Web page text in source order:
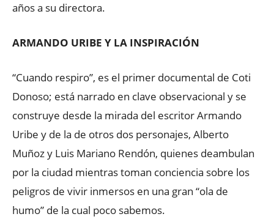
años a su directora.
ARMANDO URIBE Y LA INSPIRACIÓN
“Cuando respiro”, es el primer documental de Coti
Donoso; está narrado en clave observacional y se
construye desde la mirada del escritor Armando
Uribe y de la de otros dos personajes, Alberto
Muñoz y Luis Mariano Rendón, quienes deambulan
por la ciudad mientras toman conciencia sobre los
peligros de vivir inmersos en una gran “ola de
humo” de la cual poco sabemos.